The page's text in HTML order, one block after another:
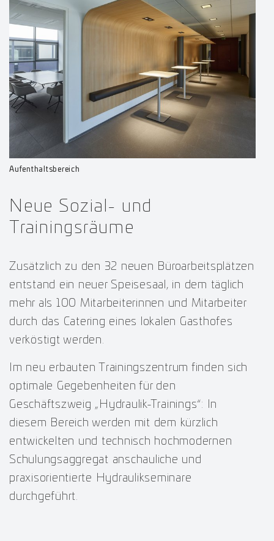
Aufenthaltsbereich
Neue Sozial- und
Trainingsräume
Zusätzlich zu den 32 neuen Büroarbeitsplätzen
entstand ein neuer Speisesaal, in dem täglich
mehr als 100 Mitarbeiterinnen und Mitarbeiter
durch das Catering eines lokalen Gasthofes
verköstigt werden.
Im neu erbauten Trainingszentrum finden sich
optimale Gegebenheiten für den
Geschäftszweig „Hydraulik-Trainings“: In
diesem Bereich werden mit dem kürzlich
entwickelten und technisch hochmodernen
Schulungsaggregat anschauliche und
praxisorientierte Hydraulikseminare
durchgeführt.